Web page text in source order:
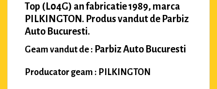
Top (L04G) an fabricatie 1989, marca
PILKINGTON. Produs vandut de Parbiz
Auto Bucuresti.
Geam vandut de : Parbiz Auto Bucuresti
Producator geam : PILKINGTON